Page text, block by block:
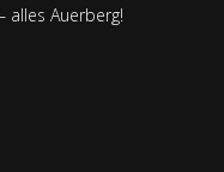
alles Auerberg!